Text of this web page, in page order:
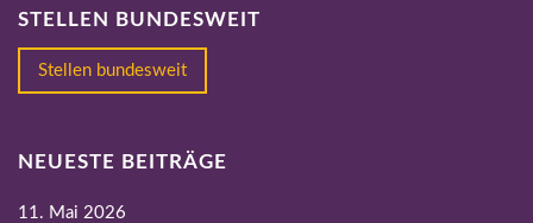
STELLEN BUNDESWEIT
Stellen bundesweit
NEUESTE BEITRÄGE
11. Mai 2026